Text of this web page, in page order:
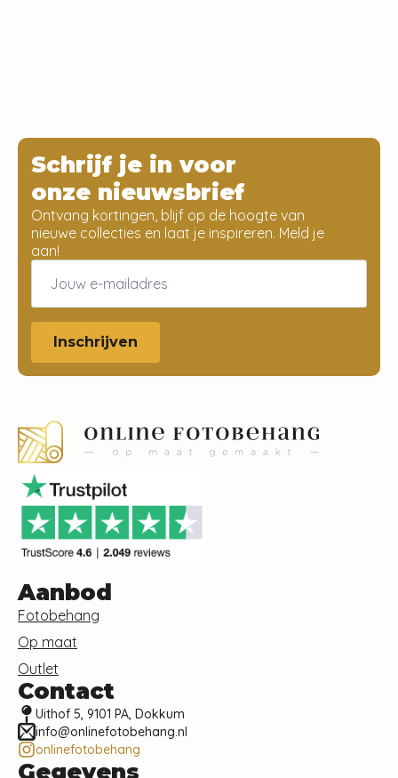
Schrijf je in voor
onze nieuwsbrief
Ontvang kortingen, blijf op de hoogte van
nieuwe collecties en laat je inspireren. Meld je
aan!
Email
Inschrijven
Aanbod
Fotobehang
Op maat
Outlet
Contact
Uithof 5, 9101 PA, Dokkum
info@onlinefotobehang.nl
onlinefotobehang
Gegevens